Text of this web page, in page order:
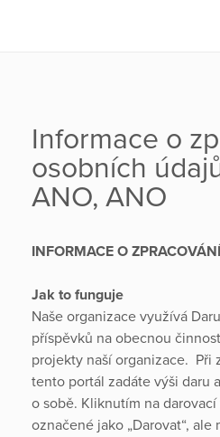
Informace o
osobních
ANO, ANO
INFORMACE O
Jak to funguje
Naše organizace využívá
příspěvků na obecnou
projekty naší organizace. Při
tento portál zadáte výši daru
o sobě. Kliknutím na
označené jako „Darovat“,